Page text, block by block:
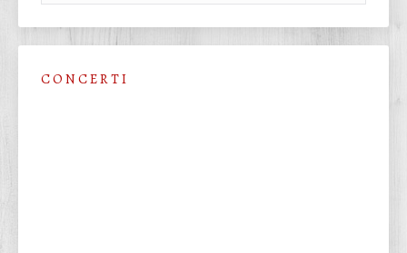
C O N C E R T I